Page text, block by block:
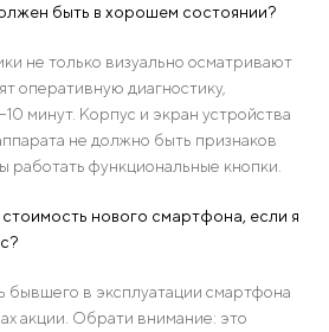
быть в хорошем состоянии?
не только визуально осматривают
оперативную диагностику,
минут. Корпус и экран устройства
не должно быть признаков
работать функциональные кнопки.
нового смартфона, если я
бывшего в эксплуатации смартфона
акции. Обрати внимание: это